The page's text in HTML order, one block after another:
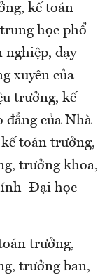
kế toán
học phổ
nghiệp, dạy
xuyên của
trưởng, kế
đẳng của Nhà
toán trưởng,
trưởng khoa,
Đại học
trưởng,
trưởng ban,